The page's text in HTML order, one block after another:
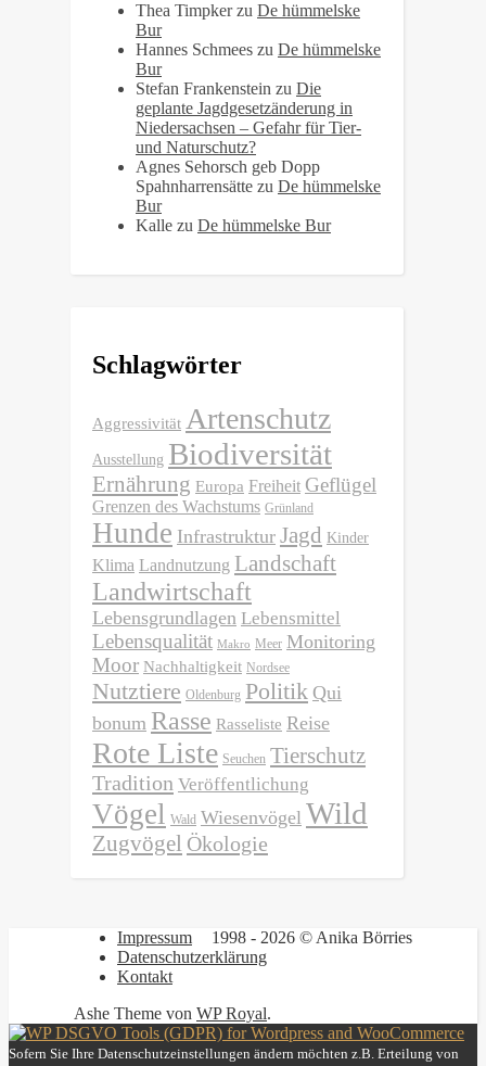
Thea Timpkerzu De hümmelske
Bur
Hannes Schmees zu De hümmelske
Bur
Stefan Frankenstein zu Die
geplante Jagdgesetzänderung in
Niedersachsen – Gefahr für Tier-
und Naturschutz?
Agnes Sehorsch geb Dopp
Spahnharrensätte zu De hümmelske
Bur
Kalle zu De hümmelske Bur
Schlagwörter
Aggressivität Artenschutz
Ausstellung Biodiversität
Ernährung Europa Freiheit Geflügel
Grenzen des Wachstums Grünland
Hunde Infrastruktur Jagd Kinder
Klima Landnutzung Landschaft
Landwirtschaft
Lebensgrundlagen Lebensmittel
Lebensqualität Makro Meer Monitoring
Moor Nachhaltigkeit Nordsee
Nutztiere Oldenburg Politik Qui
bonum Rasse Rasseliste Reise
Rote Liste Seuchen Tierschutz
Tradition Veröffentlichung
Vögel Wald Wiesenvögel Wild
Zugvögel Ökologie
1998 - 2026 © Anika Börries
Impressum
Datenschutzerklärung
Kontakt
Ashe Theme von WP Royal.
Sofern Sie Ihre Datenschutzeinstellungen ändern möchten z.B. Erteilung von